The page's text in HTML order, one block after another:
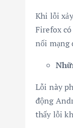
Khi lỗi
Firefox
nối mạng
Lỗi này
động
thấy lỗi